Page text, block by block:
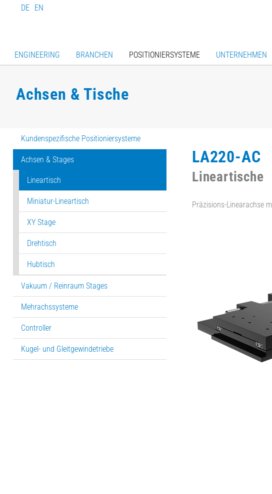
DE EN
ENGINEERING BRANCHEN POSITIONIERSYSTEME UNTERNEHMEN
Achsen & Tische
Kundenspezifische Positioniersysteme
Achsen & Stages
Lineartisch
Miniatur-Lineartisch
XY Stage
Drehtisch
Hubtisch
Vakuum / Reinraum Stages
Mehrachssysteme
Controller
Kugel- und Gleitgewindetriebe
LA220-AC
Lineartische
Präzisions-Linearachse